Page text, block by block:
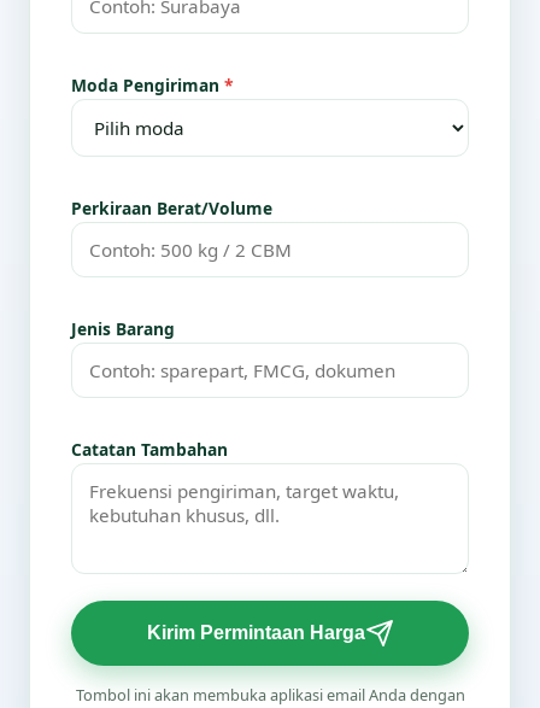
Moda Pengiriman *
Perkiraan Berat/Volume
Jenis Barang
Catatan Tambahan
Kirim Permintaan Harga
Tombol ini akan membuka aplikasi email Anda dengan